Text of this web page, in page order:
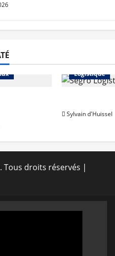
Logistique
Sylvain d'Huissel
Tous droits réservés |